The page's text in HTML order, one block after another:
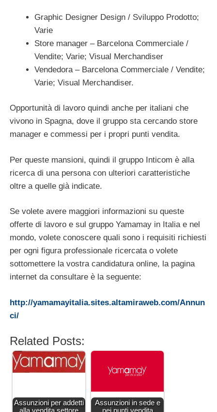
Graphic Designer Design / Sviluppo Prodotto;
Varie
Store manager – Barcelona Commerciale /
Vendite; Varie; Visual Merchandiser
Vendedora – Barcelona Commerciale / Vendite;
Varie; Visual Merchandiser.
Opportunità di lavoro quindi anche per italiani che
vivono in Spagna, dove il gruppo sta cercando store
manager e commessi per i propri punti vendita.
Per queste mansioni, quindi il gruppo Inticom è alla
ricerca di una persona con ulteriori caratteristiche
oltre a quelle già indicate.
Se volete avere maggiori informazioni su queste
offerte di lavoro e sul gruppo Yamamay in Italia e nel
mondo, volete conoscere quali sono i requisiti richiesti
per ogni figura professionale ricercata o volete
sottomettere la vostra candidatura online, la pagina
internet da consultare è la seguente:
http://yamamayitalia.sites.altamiraweb.com/Annun
ci/
Related Posts:
Assunzioni per addetti
Assunzioni in sede e